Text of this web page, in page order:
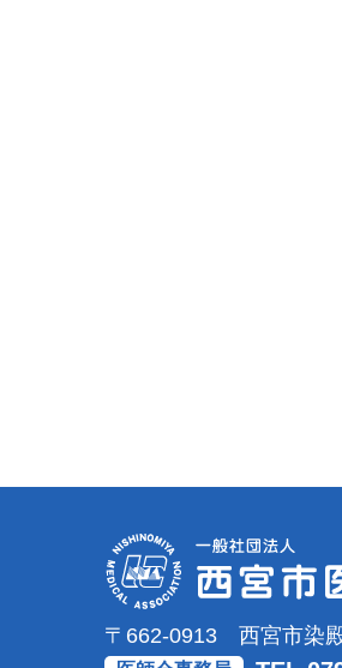
〒662-0913 西宮市染